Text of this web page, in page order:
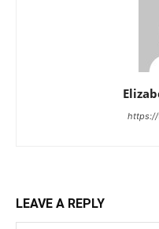
https://
LEAVE A REPLY